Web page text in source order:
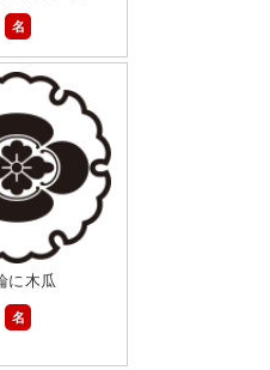
名
に木瓜
名